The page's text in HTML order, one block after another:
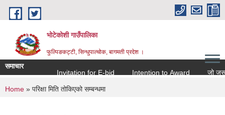
Skip to main content
भोटेकोशी गाउँपालिका
फुल्पिङकट्टी, सिन्धुपाल्चोक, बागमती प्रदेश ।
समाचार
Invitation for E-bid
Intention to Award जो जस संग
You are here
Home » परिक्षा मिति तोकिएको सम्बन्धमा